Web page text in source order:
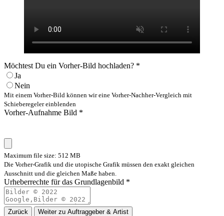
Möchtest Du ein Vorher-Bild hochladen? *
Ja
Nein
Mit einem Vorher-Bild können wir eine Vorher-Nachher-Vergleich mit
Schieberegeler einblenden
Vorher-Aufnahme Bild *
Maximum file size: 512 MB
Die Vorher-Grafik und die utopische Grafik müssen den exakt gleichen
Ausschnitt und die gleichen Maße haben.
Urheberrechte für das Grundlagenbild *
Zurück Weiter zu Auftraggeber & Artist